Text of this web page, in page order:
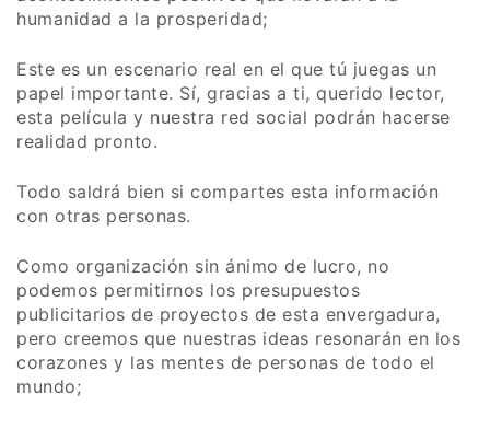
humanidad a la prosperidad;
Este es un escenario real en el que tú juegas un
papel importante. Sí, gracias a ti, querido lector,
esta película y nuestra red social podrán hacerse
realidad pronto.
Todo saldrá bien si compartes esta información
con otras personas.
Como organización sin ánimo de lucro, no
podemos permitirnos los presupuestos
publicitarios de proyectos de esta envergadura,
pero creemos que nuestras ideas resonarán en los
corazones y las mentes de personas de todo el
mundo;